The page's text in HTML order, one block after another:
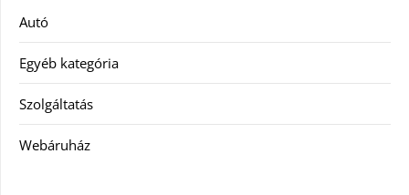
Autó
Egyéb kategória
Szolgáltatás
Webáruház